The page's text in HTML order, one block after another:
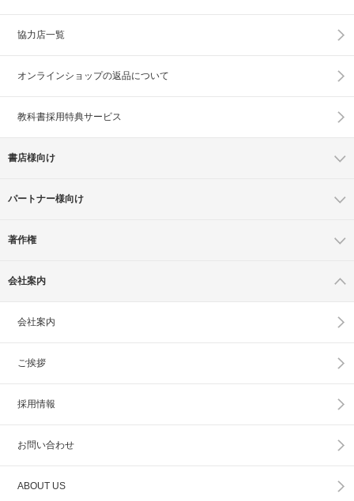
協力店一覧
オンラインショップの返品について
教科書採用特典サービス
書店様向け
パートナー様向け
著作権
会社案内
会社案内
ご挨拶
採用情報
お問い合わせ
ABOUT US